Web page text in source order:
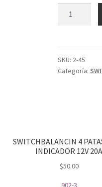
6A
125V
SKU: 2-45
Categoría:
SWITCHBALANCIN 4
INDICADOR 12V 20A
$50.00
902-3